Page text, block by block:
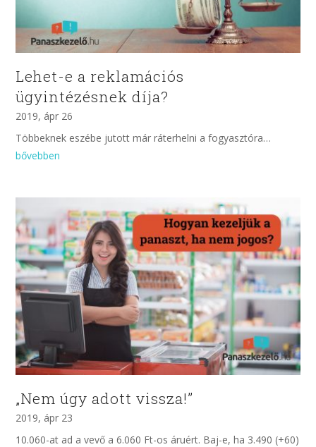
Lehet-e a reklamációs
ügyintézésnek díja?
2019, ápr 26
Többeknek eszébe jutott már ráterhelni a fogyasztóra…
bővebben
„Nem úgy adott vissza!”
2019, ápr 23
10.060-at ad a vevő a 6.060 Ft-os áruért. Baj-e, ha 3.490 (+60)